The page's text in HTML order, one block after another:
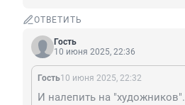
ОТВЕТИТЬ
Гость
10 июня 2025, 22:36
Гость10 июня 2025, 22:32
И налепить на "художников".